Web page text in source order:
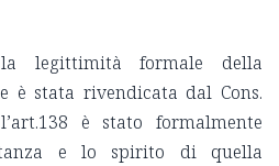
legittimità formale della
è stata rivendicata dal Cons.
è stato formalmente
e lo spirito di quella